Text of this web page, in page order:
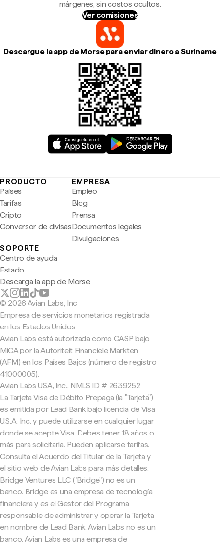
márgenes, sin costos ocultos.
Ver comisiones
Descargue la app de Morse para enviar dinero a Suriname
PRODUCTO
Países
Tarifas
Cripto
Conversor de divisas
EMPRESA
Empleo
Blog
Prensa
Documentos legales
Divulgaciones
SOPORTE
Centro de ayuda
Estado
Descarga la app de Morse
© 2026 Avian Labs, Inc
Empresa de servicios monetarios registrada
en los Estados Unidos
Avian Labs está autorizada como CASP bajo
MiCA por la Autoriteit Financiële Markten
(AFM) en los Países Bajos (número de registro
41000005).
Avian Labs USA, Inc., NMLS ID # 2639252
La Tarjeta Visa de Débito Prepaga (la "Tarjeta")
es emitida por Lead Bank bajo licencia de Visa
U.S.A. Inc. y puede utilizarse en cualquier lugar
donde se acepte Visa. Debes tener 18 años o
más para solicitarla. Pueden aplicarse tarifas.
Consulta el Acuerdo del Titular de la Tarjeta y
el sitio web de Avian Labs para más detalles.
Bridge Ventures LLC ("Bridge") no es un
banco. Bridge es una empresa de tecnología
financiera y es el Gestor del Programa
responsable de administrar y operar la Tarjeta
en nombre de Lead Bank. Avian Labs no es un
banco. Avian Labs es una empresa de